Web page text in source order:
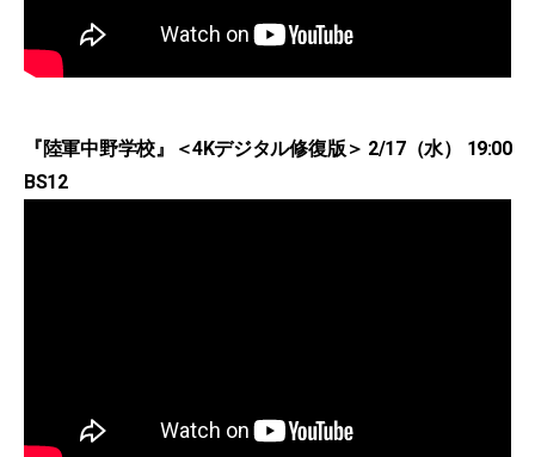
『陸軍中野学校』＜4Kデジタル修復版＞ 2/17（水） 19:00
BS12